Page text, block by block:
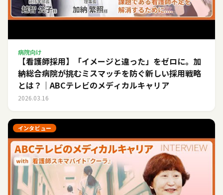
病院向け
【看護師採用】「イメージと違った」をゼロに。加
納総合病院が挑むミスマッチを防ぐ新しい採用戦略
とは？｜ABCテレビのメディカルキャリア
2026.03.16
インタビュー